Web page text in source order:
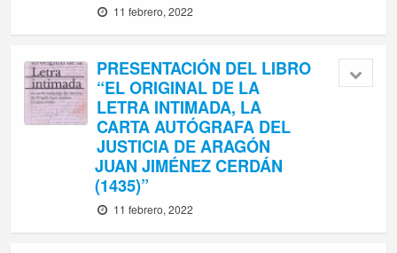
11 febrero, 2022
PRESENTACIÓN DEL LIBRO
“EL ORIGINAL DE LA
LETRA INTIMADA, LA
CARTA AUTÓGRAFA DEL
JUSTICIA DE ARAGÓN
JUAN JIMÉNEZ CERDÁN
(1435)”
11 febrero, 2022